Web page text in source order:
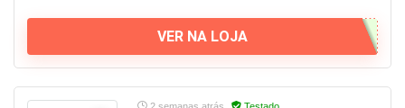
VER NA LOJA